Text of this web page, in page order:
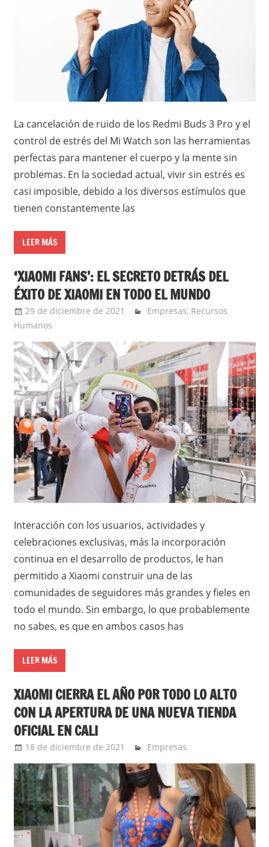
La cancelación de ruido de los Redmi Buds 3 Pro y el
control de estrés del Mi Watch son las herramientas
perfectas para mantener el cuerpo y la mente sin
problemas. En la sociedad actual, vivir sin estrés es
casi imposible, debido a los diversos estímulos que
tienen constantemente las
LEER MÁS
‘XIAOMI FANS’: EL SECRETO DETRÁS DEL
ÉXITO DE XIAOMI EN TODO EL MUNDO
29 de diciembre de 2021 Ernesto Herrera
Empresas, Recursos
Humanos
Interacción con los usuarios, actividades y
celebraciones exclusivas, más la incorporación
continua en el desarrollo de productos, le han
permitido a Xiaomi construir una de las
comunidades de seguidores más grandes y fieles en
todo el mundo. Sin embargo, lo que probablemente
no sabes, es que en ambos casos has
LEER MÁS
XIAOMI CIERRA EL AÑO POR TODO LO ALTO
CON LA APERTURA DE UNA NUEVA TIENDA
OFICIAL EN CALI
18 de diciembre de 2021 Ernesto Herrera
Empresas